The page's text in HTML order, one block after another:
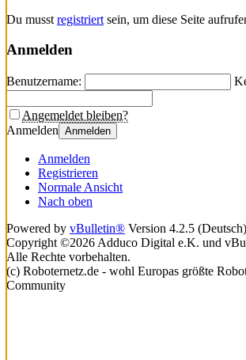
Du musst registriert sein, um diese Seite
Anmelden
Benutzername:
Angemeldet bleiben?
Anmelden Anmelden
Anmelden
Registrieren
Normale Ansicht
Nach oben
Powered by vBulletin® Version 4.2.5 (Deutsch)
Copyright ©2026 Adduco Digital e.K. und
Alle Rechte vorbehalten.
(c) Roboternetz.de - wohl Europas größte
Community